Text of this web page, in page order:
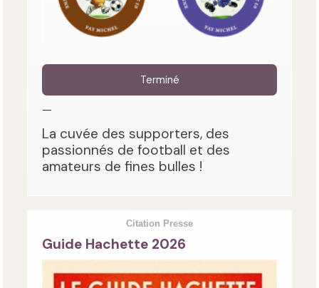
Terminé
—
La cuvée des supporters, des
passionnés de football et des
amateurs de fines bulles !
Citation Presse
Guide Hachette 2026